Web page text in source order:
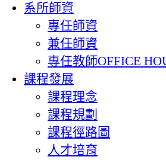
系所師資
專任師資
兼任師資
專任教師OFFICE
課程發展
課程理念
課程規劃
課程徑路圖
人才培育